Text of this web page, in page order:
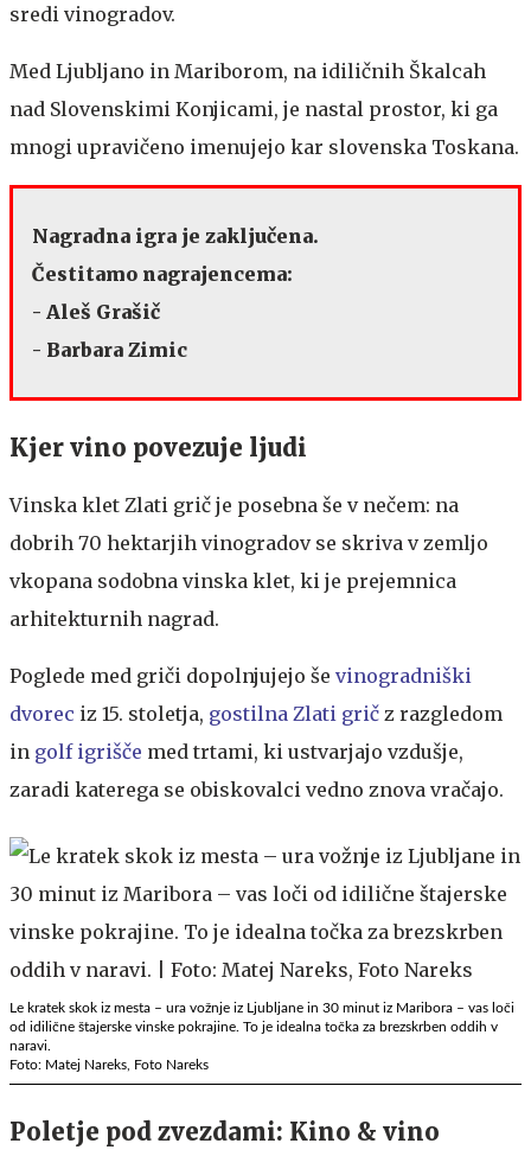
sredi vinogradov.
Med Ljubljano in Mariborom, na idiličnih Škalcah
nad Slovenskimi Konjicami, je nastal prostor, ki ga
mnogi upravičeno imenujejo kar slovenska Toskana.
Nagradna igra je zaključena.
Čestitamo nagrajencema:
- Aleš Grašič
- Barbara Zimic
Kjer vino povezuje ljudi
Vinska klet Zlati grič je posebna še v nečem: na
dobrih 70 hektarjih vinogradov se skriva v zemljo
vkopana sodobna vinska klet, ki je prejemnica
arhitekturnih nagrad.
Poglede med griči dopolnjujejo še vinogradniški
dvorec iz 15. stoletja, gostilna Zlati grič z razgledom
in golf igrišče med trtami, ki ustvarjajo vzdušje,
zaradi katerega se obiskovalci vedno znova vračajo.
Le kratek skok iz mesta – ura vožnje iz Ljubljane in 30 minut iz Maribora – vas loči
od idilične štajerske vinske pokrajine. To je idealna točka za brezskrben oddih v
naravi.
Foto: Matej Nareks, Foto Nareks
Poletje pod zvezdami: Kino & vino